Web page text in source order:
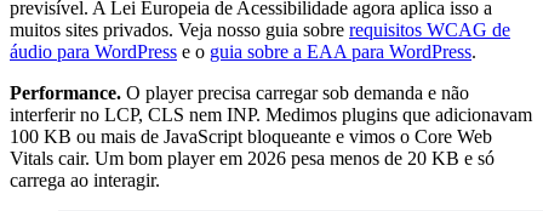
previsível. A Lei Europeia de Acessibilidade agora aplica isso a
muitos sites privados. Veja nosso guia sobre requisitos WCAG de
áudio para WordPress e o guia sobre a EAA para WordPress.
Performance. O player precisa carregar sob demanda e não
interferir no LCP, CLS nem INP. Medimos plugins que adicionavam
100 KB ou mais de JavaScript bloqueante e vimos o Core Web
Vitals cair. Um bom player em 2026 pesa menos de 20 KB e só
carrega ao interagir.